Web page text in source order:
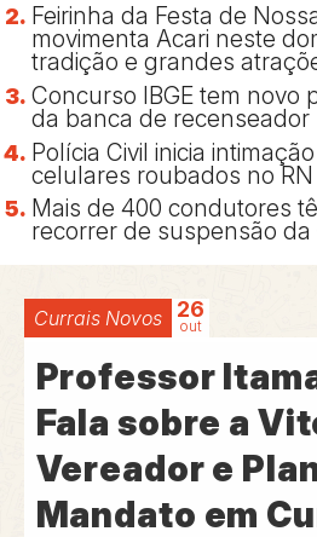
Feirinha da Festa de
movimenta Acari neste
tradição e grandes
Concurso IBGE tem novo
da banca de recenseador
Polícia Civil inicia
celulares roubados no RN
Mais de 400 condutores
recorrer de suspensão da
Currais Novos 26
out
Professor
Fala sobre a
Vereador e
Mandato em